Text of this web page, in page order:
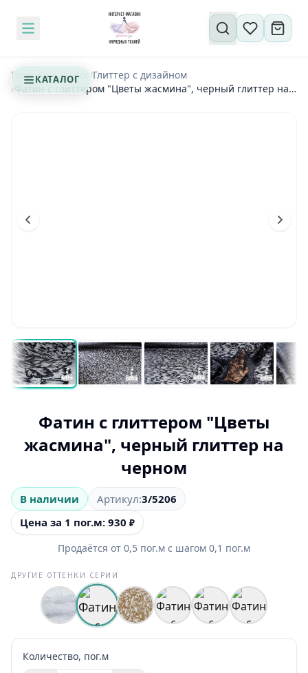
КАТАЛОГ
Поиск по сайту
Главная/Каталог/Глиттер с дизайном
/Фатин с глиттером "Цветы жасмина", черный глиттер на
Фатин с глиттером "Цветы
жасмина", черный глиттер на
черном
В наличии Артикул:3/5206
Цена за 1 пог.м: 930 ₽
Продаётся от 0,5 пог.м с шагом 0,1 пог.м
ДРУГИЕ ОТТЕНКИ СЕРИИ
Количество, пог.м